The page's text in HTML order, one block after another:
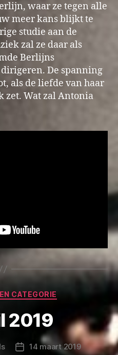
waar ze tegen alle
meer kans blijkt te
studie aan de
zal ze daar als
Berlijns
De spanning
als de liefde van haar
zet. Wat zal Antonia
Categorieën
CATEGORIE
2019
Berichtdatum
14 maart 2019